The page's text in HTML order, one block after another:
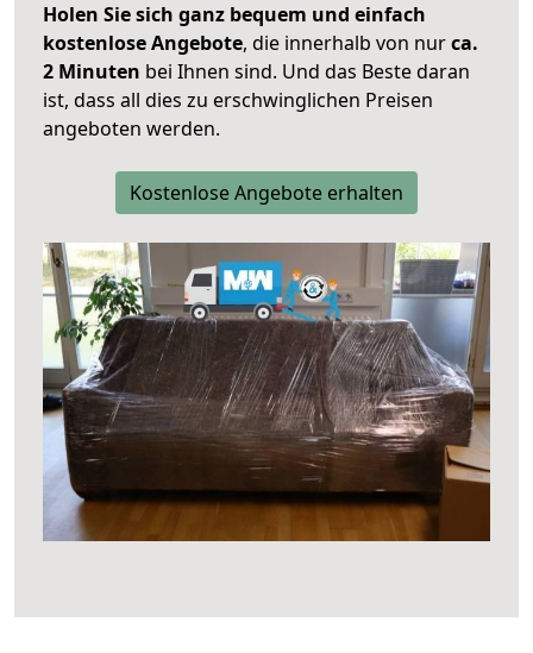
Holen Sie sich ganz bequem und einfach
kostenlose Angebote, die innerhalb von nurca.
2 Minuten bei Ihnen sind. Und das Beste daran
ist, dass all dies zu erschwinglichen Preisen
angeboten werden.
Kostenlose Angebote erhalten